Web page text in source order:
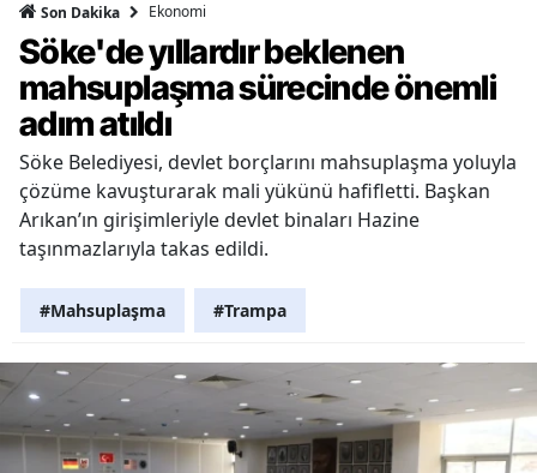
Son Dakika Ekonomi
Söke'de yıllardır beklenen
mahsuplaşma sürecinde önemli
adım atıldı
Söke Belediyesi, devlet borçlarını mahsuplaşma yoluyla
çözüme kavuşturarak mali yükünü hafifletti. Başkan
Arıkan’ın girişimleriyle devlet binaları Hazine
taşınmazlarıyla takas edildi.
#Mahsuplaşma #Trampa